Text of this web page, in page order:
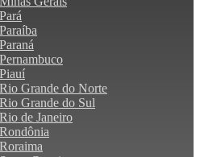
Grande do Norte
Grande do Sul
de Janeiro